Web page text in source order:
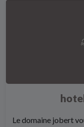
Le domaine jobert